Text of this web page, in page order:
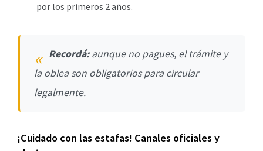
por los primeros 2 años.
Recordá:aunque no pagues, el trámite y
la oblea son obligatorios para circular
legalmente.
¡Cuidado con las estafas! Canales oficiales y